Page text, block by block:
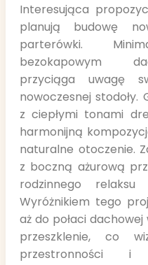
Interesująca
planują budowę
parterówki.
bezokapowym
przyciąga uwagę
nowoczesnej
z ciepłymi tonami
harmonijną
naturalne otoczenie.
z boczną ażurową
rodzinnego
Wyróżnikiem tego
aż do połaci
przeszklenie, co
przestronności i